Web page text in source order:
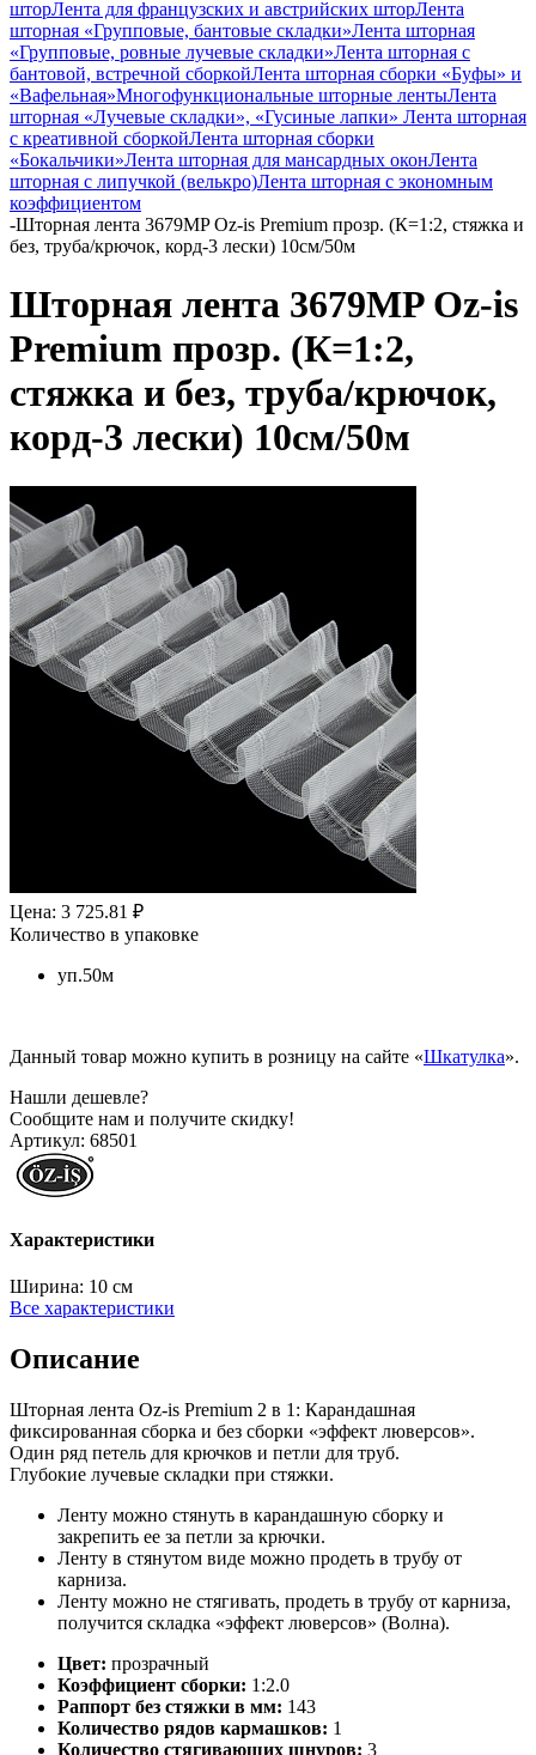
шторЛента для французских и австрийских шторЛента
шторная «Групповые, бантовые складки»Лента шторная
«Групповые, ровные лучевые складки»Лента шторная с
бантовой, встречной сборкойЛента шторная сборки «Буфы» и
«Вафельная»Многофункциональные шторные лентыЛента
шторная «Лучевые складки», «Гусиные лапки» Лента шторная
с креативной сборкойЛента шторная сборки
«Бокальчики»Лента шторная для мансардных оконЛента
шторная с липучкой (велькро)Лента шторная с экономным
коэффициентом
-Шторная лента 3679MP Oz-is Premium прозр. (К=1:2, стяжка и
без, труба/крючок, корд-3 лески) 10см/50м
Шторная лента 3679MP Oz-is
Premium прозр. (К=1:2,
стяжка и без, труба/крючок,
корд-3 лески) 10см/50м
Цена: 3 725.81 ₽
Количество в упаковке
уп.50м
Данный товар можно купить в розницу на сайте «Шкатулка».
Нашли дешевле?
Сообщите нам и получите скидку!
Артикул: 68501
Характеристики
Ширина: 10 см
Все характеристики
Описание
Шторная лента Oz-is Premium 2 в 1: Карандашная
фиксированная сборка и без сборки «эффект люверсов».
Один ряд петель для крючков и петли для труб.
Глубокие лучевые складки при стяжки.
Ленту можно стянуть в карандашную сборку и
закрепить ее за петли за крючки.
Ленту в стянутом виде можно продеть в трубу от
карниза.
Ленту можно не стягивать, продеть в трубу от карниза,
получится складка «эффект люверсов» (Волна).
Цвет: прозрачный
Коэффициент сборки: 1:2.0
Раппорт без стяжки в мм: 143
Количество рядов кармашков: 1
Количество стягивающих шнуров: 3